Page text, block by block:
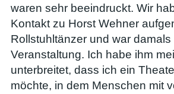
waren sehr beeindruckt. Wir
Kontakt zu Horst Wehner
Rollstuhltänzer und war
Veranstaltung. Ich habe ihm
unterbreitet, dass ich ein
möchte, in dem Menschen mit